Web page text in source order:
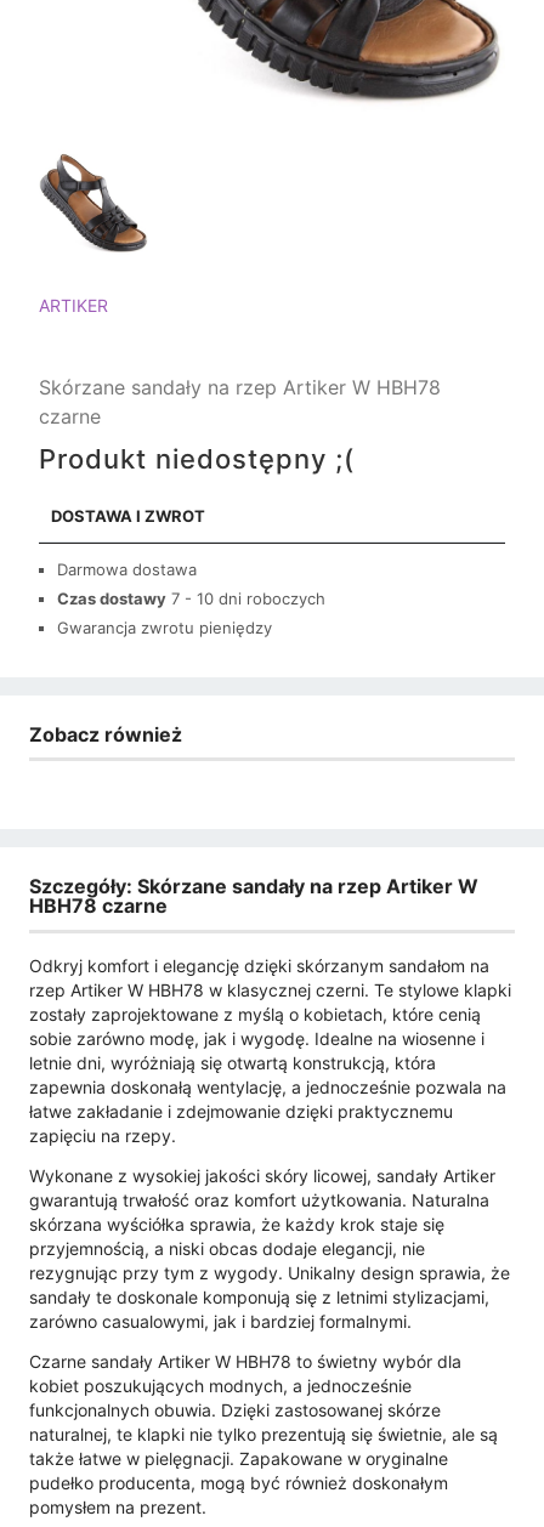
ARTIKER
Skórzane sandały na rzep Artiker W HBH78
czarne
Produkt niedostępny ;(
DOSTAWA I ZWROT
Darmowa dostawa
Czas dostawy 7 - 10 dni roboczych
Gwarancja zwrotu pieniędzy
Zobacz również
Szczegóły: Skórzane sandały na rzep Artiker W
HBH78 czarne
Odkryj komfort i elegancję dzięki skórzanym sandałom na
rzep Artiker W HBH78 w klasycznej czerni. Te stylowe klapki
zostały zaprojektowane z myślą o kobietach, które cenią
sobie zarówno modę, jak i wygodę. Idealne na wiosenne i
letnie dni, wyróżniają się otwartą konstrukcją, która
zapewnia doskonałą wentylację, a jednocześnie pozwala na
łatwe zakładanie i zdejmowanie dzięki praktycznemu
zapięciu na rzepy.
Wykonane z wysokiej jakości skóry licowej, sandały Artiker
gwarantują trwałość oraz komfort użytkowania. Naturalna
skórzana wyściółka sprawia, że każdy krok staje się
przyjemnością, a niski obcas dodaje elegancji, nie
rezygnując przy tym z wygody. Unikalny design sprawia, że
sandały te doskonale komponują się z letnimi stylizacjami,
zarówno casualowymi, jak i bardziej formalnymi.
Czarne sandały Artiker W HBH78 to świetny wybór dla
kobiet poszukujących modnych, a jednocześnie
funkcjonalnych obuwia. Dzięki zastosowanej skórze
naturalnej, te klapki nie tylko prezentują się świetnie, ale są
także łatwe w pielęgnacji. Zapakowane w oryginalne
pudełko producenta, mogą być również doskonałym
pomysłem na prezent.